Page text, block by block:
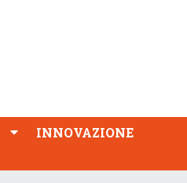
INNOVAZIONE